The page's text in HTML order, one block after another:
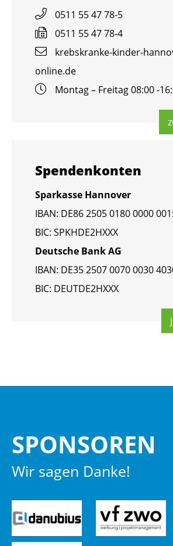
0511 55 47 78-5
0511 55 47 78-4
krebs­kran­ke-kin­der-
online.​de
Mon­tag – Frei­tag 08:00 -
Spen­den­kon­ten
Spar­kas­se Han­no­ver
IBAN: DE86 2505 0180 0000
BIC: SPKHDE2HXXX
Deut­sche Bank AG
IBAN: DE35 2507 0070 0030
BIC: DEUT­DE2HXXX
SPON­SO­REN
Wir sagen Danke!